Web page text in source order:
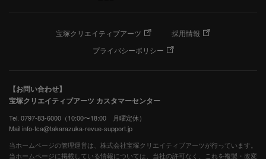
宝塚クリエイティブアーツ
採用情報
プライバシーポリシー
【お問い合わせ】
宝塚クリエイティブアーツ カスタマーセンター
Tel. 0797-83-6000（10:00〜18:00 月曜定休）
Mail info-tca@takarazuka-revue-support.jp
当ホームページの管理運営は、株式会社宝塚クリエイティブアーツが行っています。
当ホームページに掲載している情報については、当社の許可なく、これを複製・改変